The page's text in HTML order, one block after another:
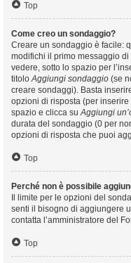
Top
Come creo un sondaggio?
Creare un sondaggio è facile:
modifichi il primo messaggio
vedere, sotto lo spazio per
titoloAggiungi sondaggio (se
creare sondaggi). Basta
opzioni di risposta (per inserire
spazio e clicca suAggiungi
durata del sondaggio (0 per
opzioni di risposta che puoi
Top
Perché non è possibile
Il limite per le opzioni del
senti il bisogno di aggiungere
contatta l’amministratore del
Top